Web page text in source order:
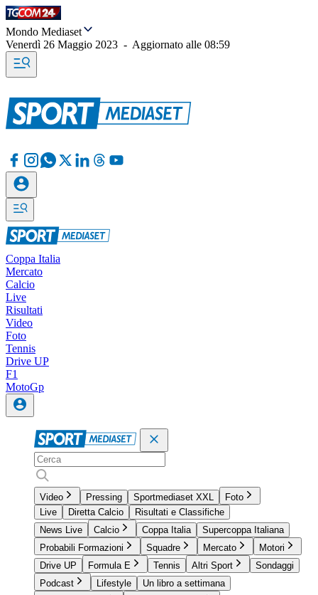
Mondo Mediaset
Venerdì 26 Maggio 2023 - Aggiornato alle 08:59
Coppa Italia
Mercato
Calcio
Live
Risultati
Video
Foto
Tennis
Drive UP
F1
MotoGp
Video Pressing Sportmediaset XXL
Foto
Live
Diretta Calcio
Risultati e Classifiche
News Live
Calcio Coppa Italia
Supercoppa Italiana
Probabili Formazioni
Squadre Mercato
Motori
Drive UP
Formula E Tennis Altri Sport
Sondaggi
Podcast
Lifestyle
Un libro a settimana